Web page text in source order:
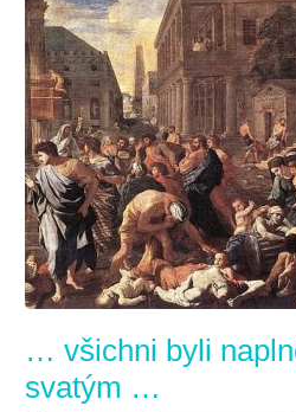
… všichni byli
svatým …